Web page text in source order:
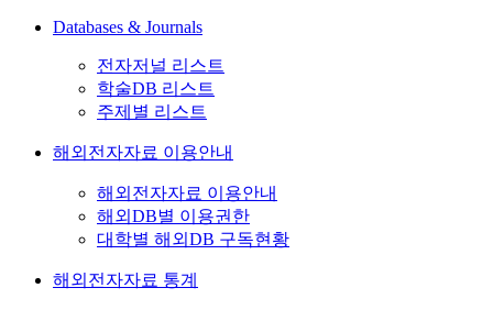
Databases & Journals
전자저널 리스트
학술DB 리스트
주제별 리스트
해외전자자료 이용안내
해외전자자료 이용안내
해외DB별 이용권한
대학별 해외DB 구독현황
해외전자자료 통계